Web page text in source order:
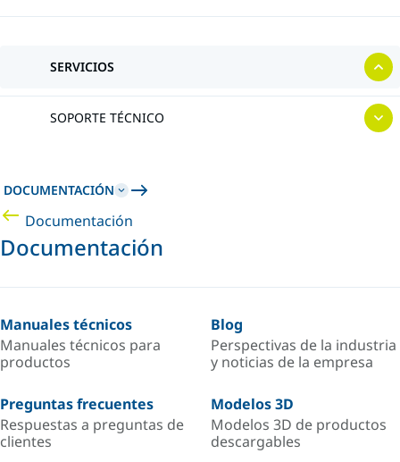
SERVICIOS
SOPORTE TÉCNICO
DOCUMENTACIÓN
Documentación
Documentación
Manuales técnicos
Manuales técnicos para
productos
Blog
Perspectivas de la industria
y noticias de la empresa
Preguntas frecuentes
Respuestas a preguntas de
clientes
Modelos 3D
Modelos 3D de productos
descargables